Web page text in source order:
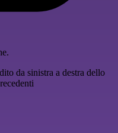
da sinistra a destra dello